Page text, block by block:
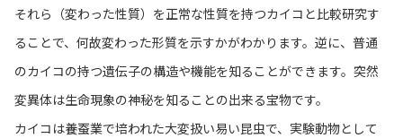
それら（変わった性質）を正常な性質を持つカイコと比較研究す
ることで、何故変わった形質を示すかがわかります。逆に、普通
のカイコの持つ遺伝子の構造や機能を知ることができます。突然
変異体は生命現象の神秘を知ることの出来る宝物です。
カイコは養蚕業で培われた大変扱い易い昆虫で、実験動物として